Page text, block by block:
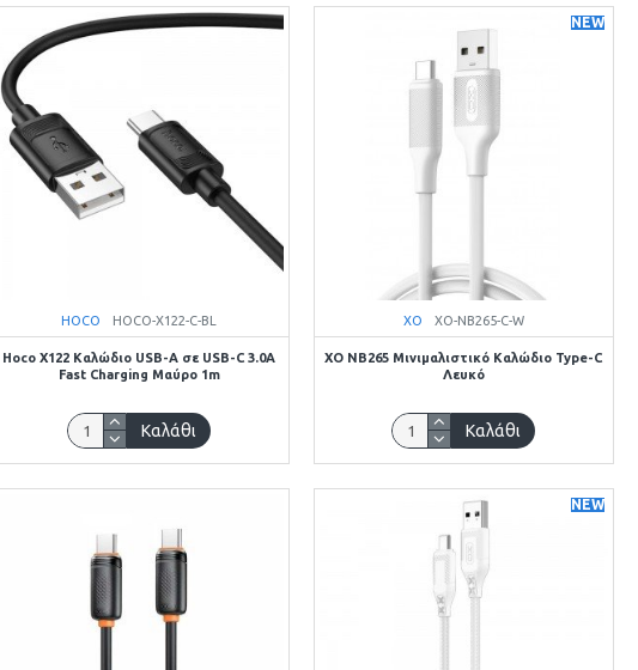
HOCO HOCO-X122-C-BL
Hoco X122 Καλώδιο USB-A σε USB-C 3.0A
Fast Charging Μαύρο 1m
Καλάθι
NEW
XO XO-NB265-C-W
XO NB265 Μινιμαλιστικό Καλώδιο Type-C
Λευκό
Καλάθι
NEW